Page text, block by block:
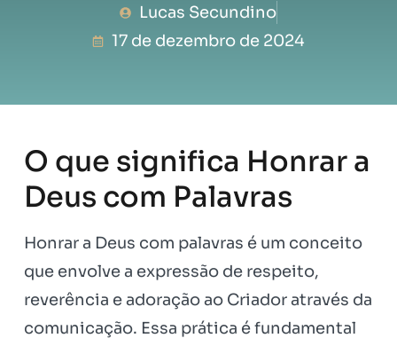
Lucas Secundino
17 de dezembro de 2024
O que significa Honrar a
Deus com Palavras
Honrar a Deus com palavras é um conceito
que envolve a expressão de respeito,
reverência e adoração ao Criador através da
comunicação. Essa prática é fundamental